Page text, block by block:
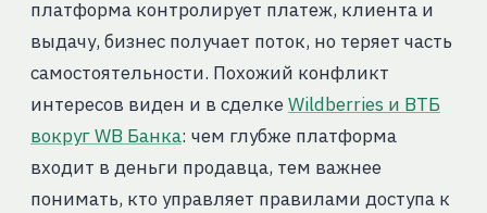
платформа контролирует платеж, клиента и
выдачу, бизнес получает поток, но теряет часть
самостоятельности. Похожий конфликт
интересов виден и в сделкеWildberries и ВТБ
вокруг WB Банка: чем глубже платформа
входит в деньги продавца, тем важнее
понимать, кто управляет правилами доступа к